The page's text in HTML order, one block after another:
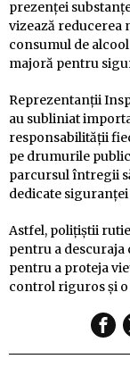
prezenței
vizează reducerea
consumul de
majoră pentru
Reprezentanții
au subliniat
responsabilității
pe drumurile
parcursul întregii
dedicate
Astfel, polițiștii
pentru a
pentru a proteja
control riguros și